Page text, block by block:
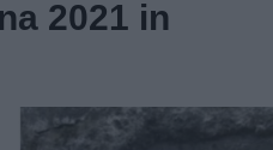
2021 in